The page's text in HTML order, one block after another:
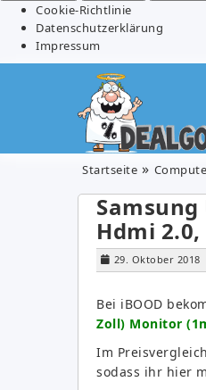
Cookie-Richtlinie
Datenschutzerklärung
Impressum
Startseite
Samsung
Hdmi
29. Oktober 2018
Bei iBOOD
Zoll) Monitor
Im
sodass ihr hier